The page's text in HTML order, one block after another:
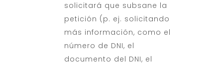
solicitará que subsane la
petición (p. ej. solicitando
más información, como el
número de DNI, el
documento del DNI, el